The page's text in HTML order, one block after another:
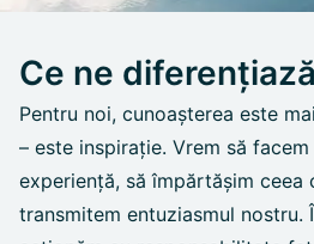
Ce ne diferențiază
Pentru noi, cunoașterea este
– este inspirație. Vrem să
experiență, să împărtășim ceea
transmitem entuziasmul nostru.